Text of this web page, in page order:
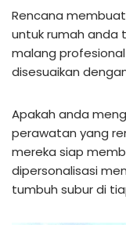
Rencana
untuk rumah anda
malang
disesuaikan
Apakah anda
perawatan yang
mereka siap
dipersonalisasi
tumbuh subur di